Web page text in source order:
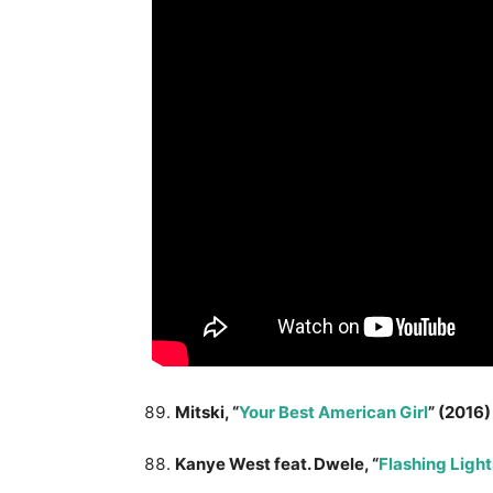
Mitski, “Your Best American Girl” (2016)
Kanye West feat. Dwele, “Flashing